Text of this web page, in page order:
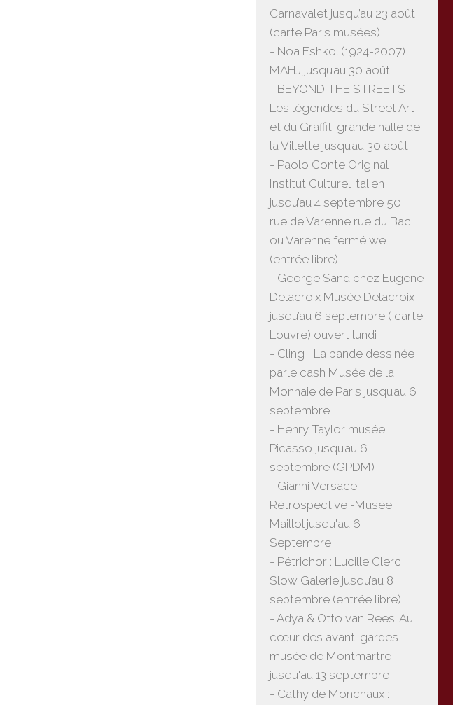
Carnavalet jusqu’au 23 août
(carte Paris musées)
- Noa Eshkol (1924-2007)
MAHJ jusqu’au 30 août
- BEYOND THE STREETS
Les légendes du Street Art
et du Graffiti grande halle de
la Villette jusqu’au 30 août
- Paolo Conte Original
Institut Culturel Italien
jusqu’au 4 septembre 50,
rue de Varenne rue du Bac
ou Varenne fermé we
(entrée libre)
- George Sand chez Eugène
Delacroix Musée Delacroix
jusqu’au 6 septembre ( carte
Louvre) ouvert lundi
- Cling ! La bande dessinée
parle cash Musée de la
Monnaie de Paris jusqu’au 6
septembre
- Henry Taylor musée
Picasso jusqu’au 6
septembre (GPDM)
- Gianni Versace
Rétrospective -Musée
Maillol jusqu'au 6
Septembre
- Pétrichor : Lucille Clerc
Slow Galerie jusqu’au 8
septembre (entrée libre)
- Adya & Otto van Rees. Au
cœur des avant-gardes
musée de Montmartre
jusqu'au 13 septembre
- Cathy de Monchaux :